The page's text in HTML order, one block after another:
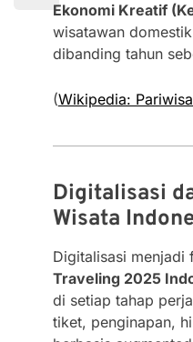
Ekonomi Kreatif
wisatawan
dibanding tahun
(Wikipedia:
Digitalisasi
Wisata
Digitalisasi menjadi
Traveling 2025
di setiap tahap
tiket, penginapan,